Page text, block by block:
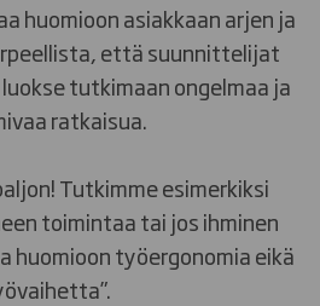
huomioon asiakkaan arjen ja
että suunnittelijat
tutkimaan ongelmaa ja
ratkaisua.
Tutkimme esimerkiksi
toimintaa tai jos ihminen
huomioon työergonomia eikä